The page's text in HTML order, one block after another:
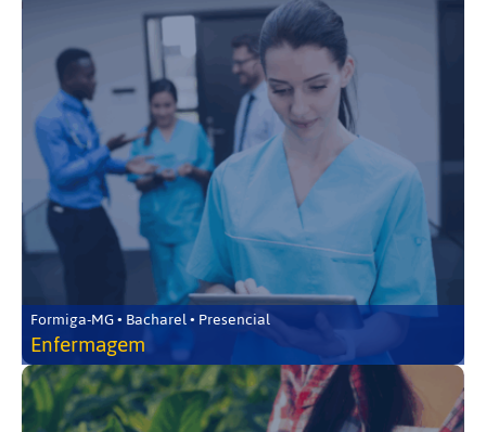
Formiga-MG • Bacharel • Presencial
Enfermagem